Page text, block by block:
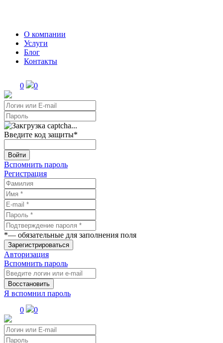
О компании
Услуги
Блог
Контакты
0 0
Введите код защиты*
Войти
Вспомнить пароль
Регистрация
*— обязательные для заполнения поля
Зарегистрироваться
Авторизация
Вспомнить пароль
Восстановить
Я вспомнил пароль
0
0